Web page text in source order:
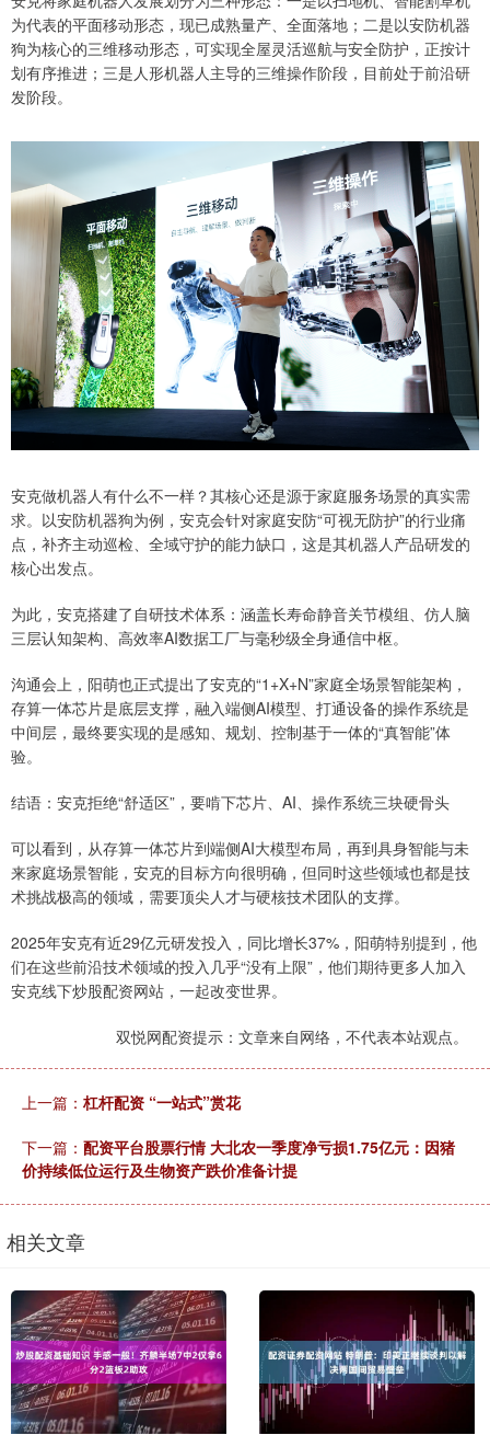
为代表的平面移动形态，现已成熟量产、全面落地；二是以安防机器
狗为核心的三维移动形态，可实现全屋灵活巡航与安全防护，正按计
划有序推进；三是人形机器人主导的三维操作阶段，目前处于前沿研
发阶段。
安克做机器人有什么不一样？其核心还是源于家庭服务场景的真实需
求。以安防机器狗为例，安克会针对家庭安防“可视无防护”的行业痛
点，补齐主动巡检、全域守护的能力缺口，这是其机器人产品研发的
核心出发点。
为此，安克搭建了自研技术体系：涵盖长寿命静音关节模组、仿人脑
三层认知架构、高效率AI数据工厂与毫秒级全身通信中枢。
沟通会上，阳萌也正式提出了安克的“1+X+N”家庭全场景智能架构，
存算一体芯片是底层支撑，融入端侧AI模型、打通设备的操作系统是
中间层，最终要实现的是感知、规划、控制基于一体的“真智能”体
验。
结语：安克拒绝“舒适区”，要啃下芯片、AI、操作系统三块硬骨头
可以看到，从存算一体芯片到端侧AI大模型布局，再到具身智能与未
来家庭场景智能，安克的目标方向很明确，但同时这些领域也都是技
术挑战极高的领域，需要顶尖人才与硬核技术团队的支撑。
2025年安克有近29亿元研发投入，同比增长37%，阳萌特别提到，他
们在这些前沿技术领域的投入几乎“没有上限”，他们期待更多人加入
安克线下炒股配资网站，一起改变世界。
双悦网配资提示：文章来自网络，不代表本站观点。
上一篇： 杠杆配资 “一站式”赏花
下一篇： 配资平台股票行情 大北农一季度净亏损1.75亿元：因猪
价持续低位运行及生物资产跌价准备计提
相关文章